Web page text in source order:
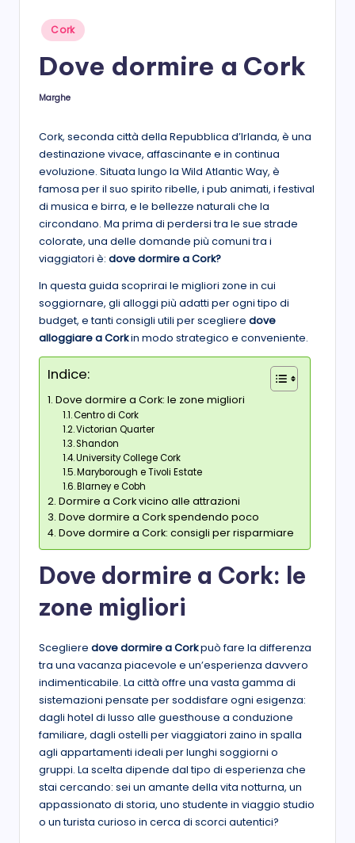
Posted
in
Cork
Dove dormire a Cork
Posted
Marghe
Cork, seconda città della Repubblica d’Irlanda, è una
destinazione vivace, affascinante e in continua
evoluzione. Situata lungo la Wild Atlantic Way, è
famosa per il suo spirito ribelle, i pub animati, i festival
di musica e birra, e le bellezze naturali che la
circondano. Ma prima di perdersi tra le sue strade
colorate, una delle domande più comuni tra i
viaggiatori è: dove dormire a Cork?
In questa guida scoprirai le migliori zone in cui
soggiornare, gli alloggi più adatti per ogni tipo di
budget, e tanti consigli utili per scegliere dove
alloggiare a Corkin modo strategico e conveniente.
Indice:
Dove dormire a Cork: le zone migliori
Centro di Cork
Victorian Quarter
Shandon
University College Cork
Maryborough e Tivoli Estate
Blarney e Cobh
Dormire a Cork vicino alle attrazioni
Dove dormire a Cork spendendo poco
Dove dormire a Cork: consigli per risparmiare
Dove dormire a Cork: le
zone migliori
Scegliere dove dormire a Corkpuò fare la differenza
tra una vacanza piacevole e un’esperienza davvero
indimenticabile. La città offre una vasta gamma di
sistemazioni pensate per soddisfare ogni esigenza:
dagli hotel di lusso alle guesthouse a conduzione
familiare, dagli ostelli per viaggiatori zaino in spalla
agli appartamenti ideali per lunghi soggiorni o
gruppi. La scelta dipende dal tipo di esperienza che
stai cercando: sei un amante della vita notturna, un
appassionato di storia, uno studente in viaggio studio
o un turista curioso in cerca di scorci autentici?